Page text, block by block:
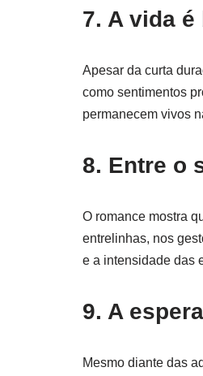
7. A vida
Apesar da curta
como sentimentos
permanecem vivos
8. Entre o
O romance mostra
entrelinhas, nos
e a intensidade das
9. A
Mesmo diante das